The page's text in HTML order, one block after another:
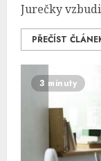
Jurečky
PŘEČÍST
3 minuty